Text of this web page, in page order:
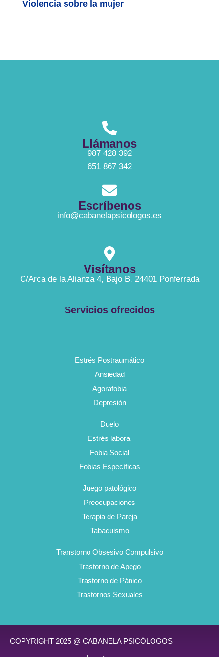
Violencia sobre la mujer
Llámanos
987 428 392
651 867 342
Escríbenos
info@cabanelapsicologos.es
Visítanos
C/Arca de la Alianza 4, Bajo B, 24401 Ponferrada
Servicios ofrecidos
Estrés Postraumático
Ansiedad
Agorafobia
Depresión
Duelo
Estrés laboral
Fobia Social
Fobias Específicas
Juego patológico
Preocupaciones
Terapia de Pareja
Tabaquismo
Transtorno Obsesivo Compulsivo
Trastorno de Apego
Trastorno de Pánico
Trastornos Sexuales
COPYRIGHT 2025 @ CABANELA PSICÓLOGOS